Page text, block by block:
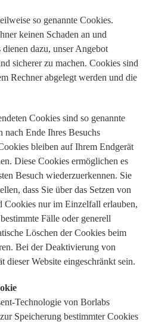
so genannte Cookies.
keinen Schaden an und
dazu, unser Angebot
sicherer zu machen. Cookies sind
Rechner abgelegt werden und die
Cookies sind so genannte
nach Ende Ihres Besuchs
bleiben auf Ihrem Endgerät
Diese Cookies ermöglichen es
Besuch wiederzuerkennen. Sie
dass Sie über das Setzen von
nur im Einzelfall erlauben,
Fälle oder generell
Löschen der Cookies beim
Bei der Deaktivierung von
Website eingeschränkt sein.
Technologie von Borlabs
Speicherung bestimmter Cookies